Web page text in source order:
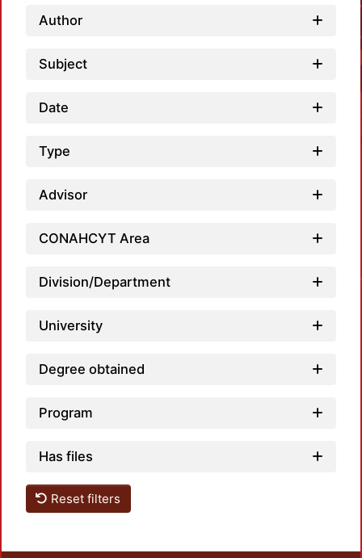
Author
Subject
Date
Type
Advisor
CONAHCYT Area
Division/Department
University
Degree obtained
Program
Has files
Reset filters